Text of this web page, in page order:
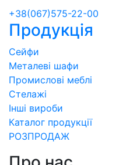
+38(067)575-22-00
Продукція
Сейфи
Металеві шафи
Промислові меблі
Стелажі
Інші вироби
Каталог продукції
РОЗПРОДАЖ